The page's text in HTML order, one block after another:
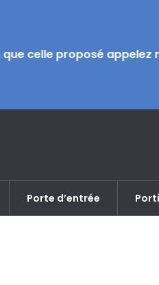
celle proposé
Porte d’entrée